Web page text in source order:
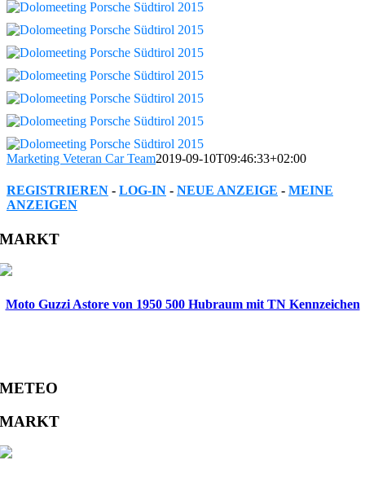
Marketing Veteran Car Team2019-09-10T09:46:33+02:00
REGISTRIEREN - LOG-IN - NEUE ANZEIGE - MEINE
ANZEIGEN
Facebook
Twitter
Reddit
LinkedIn
WhatsApp
Tumblr
Pinterest
Vk
Xing
Email
MARKT
Moto Guzzi Astore von 1950 500 Hubraum mit TN Kennzeichen
METEO
MARKT